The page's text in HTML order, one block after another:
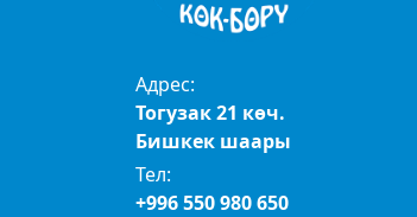
Адрес:
Тогузак 21 көч.
Бишкек шаары
Тел:
+996 550 980 650